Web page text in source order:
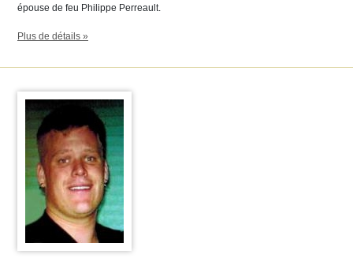
épouse de feu Philippe Perreault.
Plus de détails »